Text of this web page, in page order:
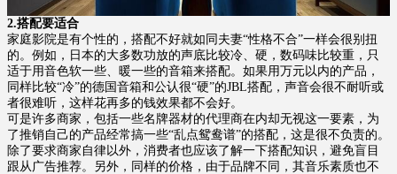
2.搭配要适合
家庭影院是有个性的，搭配不好就如同夫妻“性格不合”一样会很别扭
的。例如，日本的大多数功放的声底比较冷、硬，数码味比较重，只
适于用音色软一些、暖一些的音箱来搭配。如果用万元以内的产品，
同样比较“冷”的德国音箱和公认很“硬”的JBL搭配，声音会很不耐听或
者很难听，这样花再多的钱效果都不会好。
可是许多商家，包括一些名牌器材的代理商在内却无视这一要素，为
了推销自己的产品经常搞一些“乱点鸳鸯谱”的搭配，这是很不负责的。
除了要求商家自律以外，消费者也应该了解一下搭配知识，避免盲目
跟从广告推荐。另外，同样的价格，由于品牌不同，其音乐素质也不